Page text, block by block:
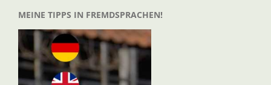
MEINE TIPPS IN FREMDSPRACHEN!